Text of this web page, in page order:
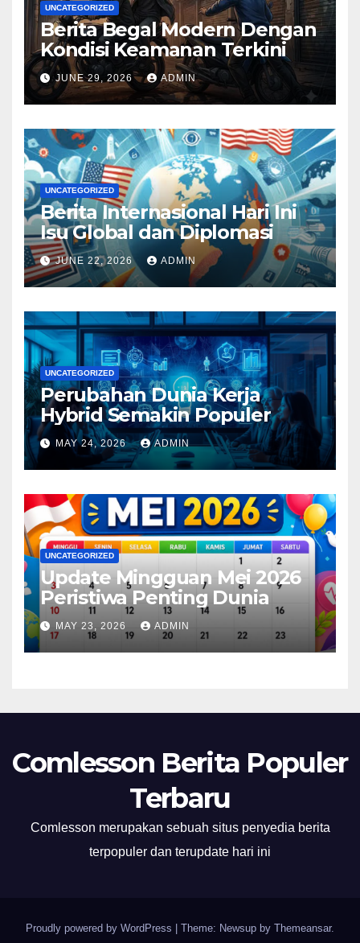
UNCATEGORIZED
Berita Begal Modern Dengan
Kondisi Keamanan Terkini
JUNE 29, 2026 ADMIN
UNCATEGORIZED
Berita Internasional Hari Ini
Isu Global dan Diplomasi
JUNE 22, 2026 ADMIN
UNCATEGORIZED
Perubahan Dunia Kerja
Hybrid Semakin Populer
MAY 24, 2026 ADMIN
UNCATEGORIZED
Update Mingguan Mei 2026
Peristiwa Penting Dunia
MAY 23, 2026 ADMIN
Comlesson Berita Populer
Terbaru
Comlesson merupakan sebuah situs penyedia berita
terpopuler dan terupdate hari ini
Proudly powered by WordPress Theme: Newsup by Themeansar.